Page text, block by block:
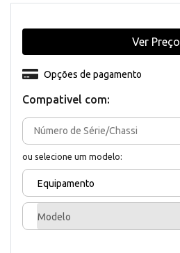
Compativel com:
ou selecione um modelo:
Equipamento
Modelo
Opções de pagamento
Ver Preço